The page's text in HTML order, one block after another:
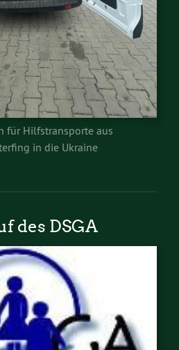
für Hilfstransporte aus
in die Ukraine
des DSGA